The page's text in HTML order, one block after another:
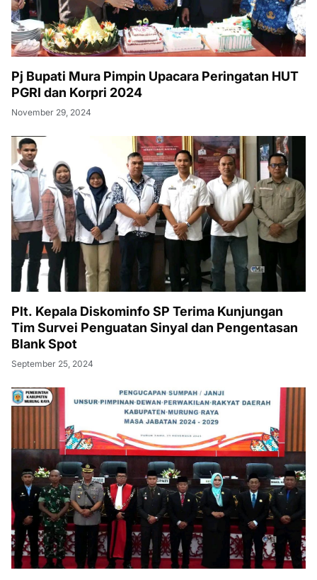
Pj Bupati Mura Pimpin Upacara Peringatan HUT
PGRI dan Korpri 2024
November 29, 2024
Plt. Kepala Diskominfo SP Terima Kunjungan
Tim Survei Penguatan Sinyal dan Pengentasan
Blank Spot
September 25, 2024